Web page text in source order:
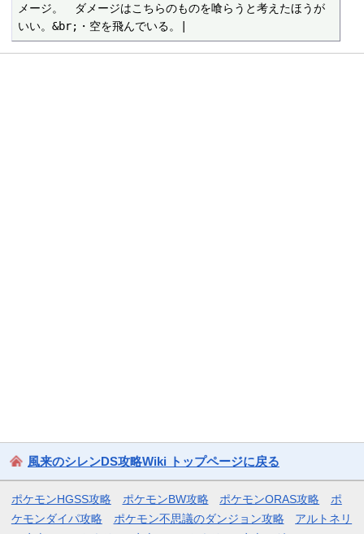
メージ。　ダメージはこちらのものを喰らうと考えたほうが
風来のシレンDS攻略Wiki トップページに戻る
ポケモンHGSS攻略 ポケモンBW攻略 ポケモンORAS攻略
ポ
ケモンダイパ攻略
ポケモン不思議のダンジョン攻略
アルトネリ